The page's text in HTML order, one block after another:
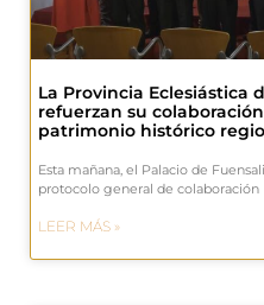
La Provincia Eclesiástica
refuerzan su
patrimonio histórico
Esta mañana, el Palacio de
protocolo general de colaboración
LEER MÁS »